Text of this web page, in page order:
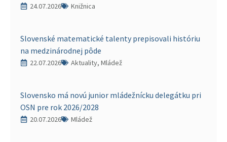
24.07.2026 Knižnica
Slovenské matematické talenty prepisovali históriu
na medzinárodnej pôde
22.07.2026 Aktuality, Mládež
Slovensko má novú junior mládežnícku delegátku pri
OSN pre rok 2026/2028
20.07.2026 Mládež